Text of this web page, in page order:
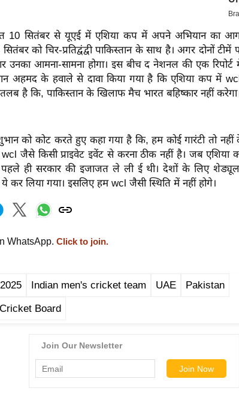
10 सितंबर से यूएईमें एशिया कप में अपने अभियान का
को चिर-प्रतिद्वंद्वी पाकिस्तान के साथ है। अगर दोनों टीमें
उनका आमना-सामना होगा। इस बीच द नेशनल की एक
अहमदके हवाले से दावा किया गया है कि एशिया कप में
है कि, पाकिस्तान के खिलाफ मैच भारत बहिष्कार नहीं
को कोट करते हुए कहा गया है कि, हम कोई गारंटी तो
wcl जैसे किसी प्राइवेटइवेंट से करना ठीक नहीं है। जब
ही सरकार की इजाजत ले ली ई थी। देशों के लिएशेड्यूल
ये कर लिया गया। इसलिए हम wcl जैसी स्थिति में नहीं होगे।
WhatsApp. Click to join.
Indian men's cricket team UAE Pakistan
Board